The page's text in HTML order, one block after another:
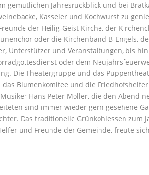
gemütlichen Jahresrückblick und bei
Kasseler und Kochwurst zu
der Heilig-Geist Kirche, der
oder die Kirchenband B-Engels,
Unterstützer und Veranstaltungen, bis
oder dem
Die Theatergruppe und das
das Blumenkomitee und die
Hans Peter Möller, die den Abend
sind immer wieder gern gesehene
Das traditionelle Grünkohlessen zum
und Freunde der Gemeinde, freute